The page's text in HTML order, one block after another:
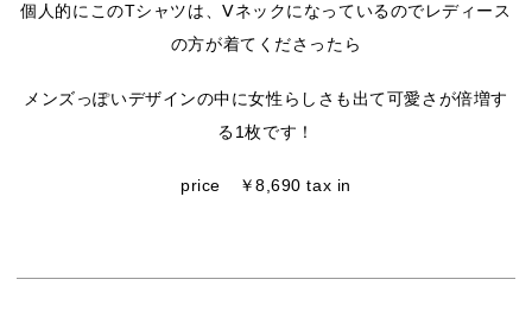
個人的にこのTシャツは、Ⅴネックになっているのでレディース
の方が着てくださったら
メンズっぽいデザインの中に女性らしさも出て可愛さが倍増す
る1枚です！
price ￥8,690 tax in